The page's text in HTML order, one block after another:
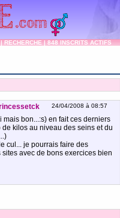
RECHERCHE|848 INSCRITS ACTIFS
24/04/2008 à 08:57
bon...:s) en fait ces derniers
kilos au niveau des seins et du
cul... je pourrais faire des
avec de bons exercices bien